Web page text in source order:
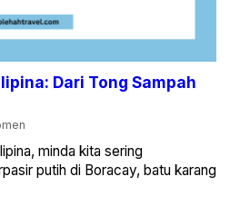
Dari Tong Sampah
minda kita sering
putih di Boracay, batu karang